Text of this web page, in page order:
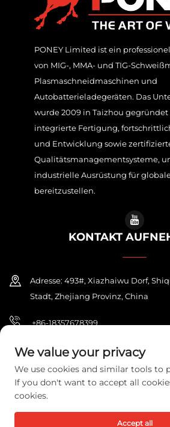
PONEY Limited ist ein
von MIG-, MMA- und TIG-
Plasmaschneidmaschinen und
Autobatterieladegeräten. Das
wurde 2009 in Taizhou
integrierte Fertigung,
und Entwicklung sowie
Qualitätsmanagementsysteme,
industrielle Ausrüstung für
bereitzustellen.
KONTAKT
Adresse: 493#, Xiazhaiwu Dorf,
Stadt, Zhejiang Provinz, China
+86-18357678399
[email protected]
Urheberrecht © 2026 ZHEJIANG PONEY
Rechte vorbehalten.
We value your privacy
We use cookies and similar tools to
If you don't want to accept all
cookies.
Accept all